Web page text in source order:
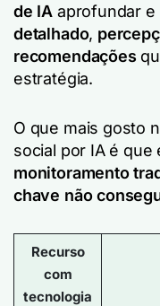
de IA aprofundar e
detalhado,
recomendações
estratégia.
O que mais gosto
social por IA é que
monitoramento
chave não
Recurso
com
tecnologia